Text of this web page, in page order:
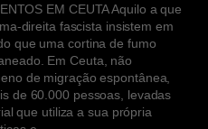
EM CEUTA Aquilo a que
direita fascista insistem em
que uma cortina de fumo
Em Ceuta, não
de migração espontânea,
de 60.000 pessoas, levadas
que utiliza a sua própria